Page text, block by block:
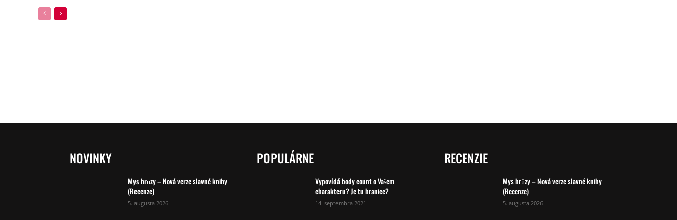
NOVINKY
Mys hrůzy – Nová verze slavné knihy
(Recenze)
5. augusta 2026
POPULÁRNE
Vypovídá body count o Vašem
charakteru? Je tu hranice?
14. septembra 2021
RECENZIE
Mys hrůzy – Nová verze slavné knihy
(Recenze)
5. augusta 2026